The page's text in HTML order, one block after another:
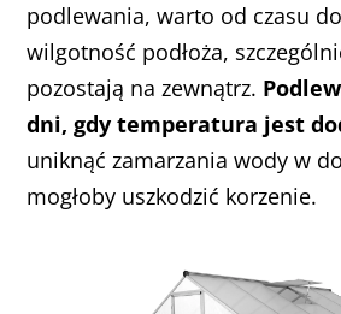
podlewania, warto od czasu
wilgotność podłoża,
pozostają na zewnątrz.
dni, gdy temperatura jest
uniknąć zamarzania wody w
mogłoby uszkodzić korzenie.